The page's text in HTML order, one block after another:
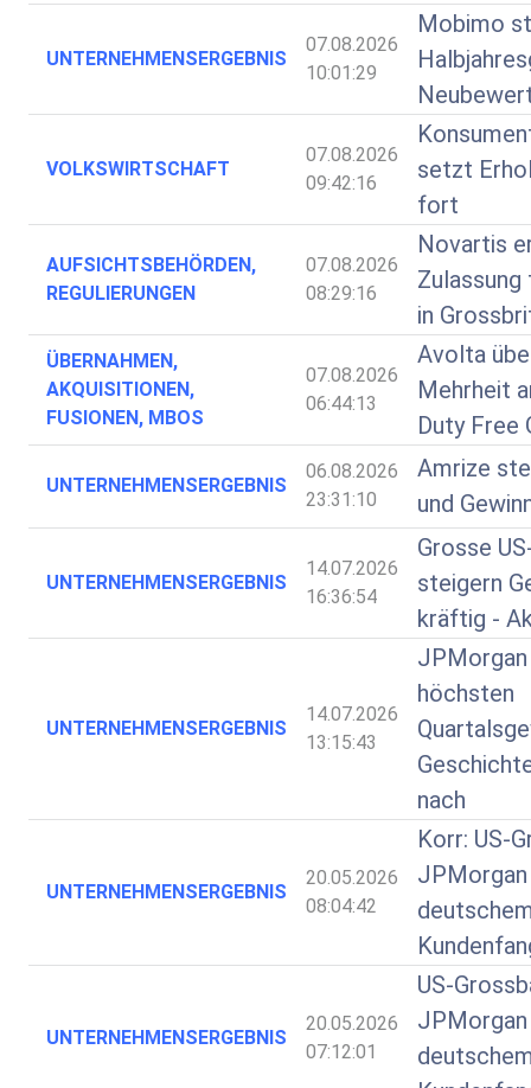
UNTERNEHMENSERGEBNIS
07.08.2026
10:01:29
Mobimo
VOLKSWIRTSCHAFT
07.08.2026
09:42:16
setzt
fort
AUFSICHTSBEHÖRDEN,
REGULIERUNGEN
07.08.2026
08:29:16
Novartis
Zulassung
in
ÜBERNAHMEN,
AKQUISITIONEN,
FUSIONEN, MBOS
07.08.2026
06:44:13
Avolta
Mehrheit
Duty Free
UNTERNEHMENSERGEBNIS
06.08.2026
23:31:10
Amrize
und
UNTERNEHMENSERGEBNIS
14.07.2026
16:36:54
Grosse
steigern
kräftig -
UNTERNEHMENSERGEBNIS
14.07.2026
13:15:43
höchsten
nach
UNTERNEHMENSERGEBNIS
20.05.2026
08:04:42
Korr: US-
UNTERNEHMENSERGEBNIS
20.05.2026
07:12:01
US-